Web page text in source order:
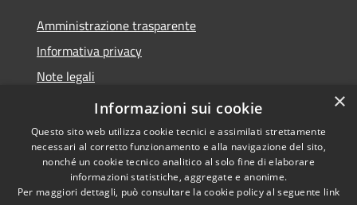
Amministrazione trasparente
Informativa privacy
Note legali
Dichiarazione di accessibilità
Accessibilità
Copyright © 2026 • Comune di
Petacciato • Powered by
×
Informazioni sui cookie
Questo sito web utilizza cookie tecnici e assimilati strettamente
necessari al corretto funzionamento e alla navigazione del sito,
nonché un cookie tecnico analitico al solo fine di elaborare
informazioni statistiche, aggregate e anonime.
Per maggiori dettagli, può consultare la cookie policy al seguente link